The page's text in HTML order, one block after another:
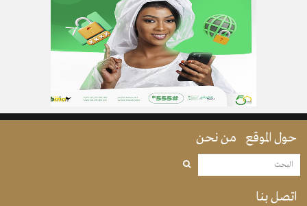
حول الموقع من نحن
اتصل بنا